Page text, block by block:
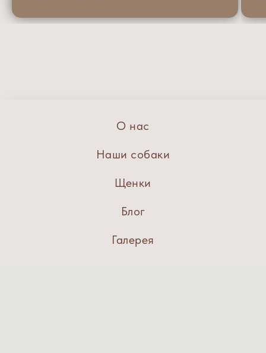
О нас
Наши собаки
Щенки
Блог
Галерея